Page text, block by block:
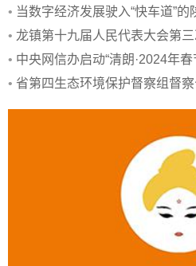
• 当数字经济发展驶入“快车道”
• 龙镇第十九届人民代表大会第
• 中央网信办启动“清朗·2024年
• 省第四生态环境保护督察组督